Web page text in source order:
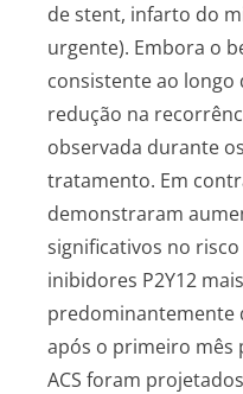
de stent, infarto do
urgente). Embora o
consistente ao
redução na
observada durante
tratamento. Em
demonstraram
significativos no
inibidores P2Y12
predominantemente
após o primeiro mês
ACS foram